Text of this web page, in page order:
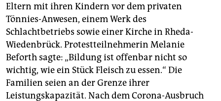
Eltern mit ihren Kindern vor dem privaten
Tönnies-Anwesen, einem Werk des
Schlachtbetriebs sowie einer Kirche in Rheda-
Wiedenbrück. Protestteilnehmerin Melanie
Beforth sagte: „Bildung ist offenbar nicht so
wichtig, wie ein Stück Fleisch zu essen.“ Die
Familien seien an der Grenze ihrer
Leistungskapazität. Nach dem Corona-Ausbruch